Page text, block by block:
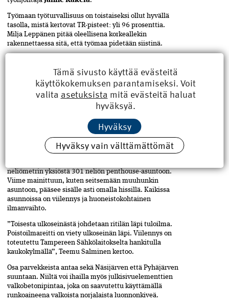
Työmaan työturvallisuus on toistaiseksi ollut hyvällä
tasolla, mistä kertovat TR-pisteet: yli 96 prosenttia.
Milja Leppänen pitää oleellisena korkeallekin
rakennettaessa sitä, että työmaa pidetään siistinä.
sitä turvallisempaa on työskentely. Tämä yhteys on
selvä ja moneen kertaan osoitettu”, hän toteaa.
Kun korkealle rakennetaan, on mietittävä erityisellä
tavalla myös ylimpien kerrosten ylläpitotöitä ja niiden
turvallisuutta. Rakennuksen korkeuden takia tarvitaan
erityinen kiskorata korjaus- ja ikkunanpesutöitä varten
asennettavalle huoltokelkalle.
HUONEISTOKOHTAISIA HIENOUKSIA
neliömetrin yksiöstä 301 neliön penthouse-asuntoon.
Viime mainittuun, kuten seitsemään muuhunkin
asuntoon, pääsee sisälle asti omalla hissillä. Kaikissa
asunnoissa on viilennys ja huoneistokohtainen
ilmanvaihto.
”Toisesta ulkoseinästä johdetaan ritilän läpi tuloilma.
Poistoilmareitti on viety ulkoseinän läpi. Viilennys on
toteutettu Tampereen Sähkölaitokselta hankitulla
kaukokylmällä”, Teemu Salminen kertoo.
Osa parvekkeista antaa sekä Näsijärven että Pyhäjärven
suuntaan. Niiltä voi ihailla myös julkisivuelementtien
valkobetonipintaa, joka on saavutettu käyttämällä
runkoaineena valkoista norjalaista luonnonkiveä.
Tämä sivusto käyttää evästeitä
käyttökokemuksen parantamiseksi. Voit
valita asetuksista mitä evästeitä haluat
hyväksyä.
Hyväksy
Hyväksy vain välttämättömät